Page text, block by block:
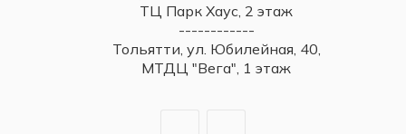
ТЦ Парк Хаус, 2 этаж
------------
Тольятти, ул. Юбилейная, 40,
МТДЦ "Вега", 1 этаж